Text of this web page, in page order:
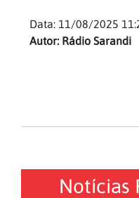
Data: 11/08/2025
Autor: Rádio Sarandi
Notícias